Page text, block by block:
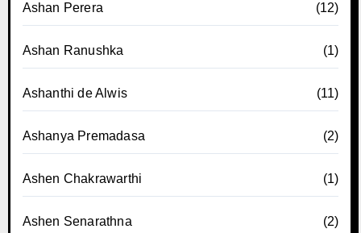
Ashan Perera (12)
Ashan Ranushka (1)
Ashanthi de Alwis (11)
Ashanya Premadasa (2)
Ashen Chakrawarthi (1)
Ashen Senarathna (2)